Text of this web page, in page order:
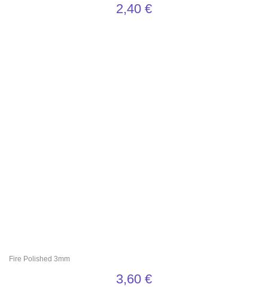
2,40 €
Fire Polished 3mm
3,60 €